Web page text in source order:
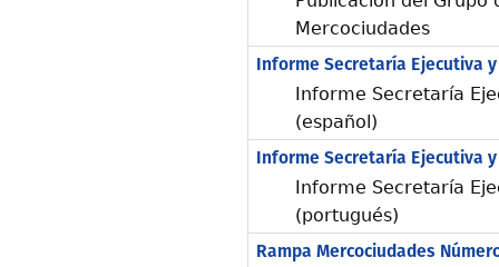
Mercociudades
Informe Secretaría Ejecutiva y
Informe Secretaría
(español)
Informe Secretaría Ejecutiva y
Informe Secretaría
(portugués)
Rampa Mercociudades